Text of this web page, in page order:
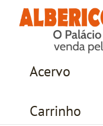
Acervo
Carrinho